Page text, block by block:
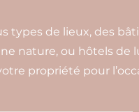
types de lieux, des
nature, ou hôtels de
propriété pour